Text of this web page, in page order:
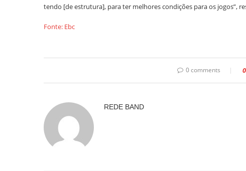
tendo [de estrutura], para ter melhores condições para os jogos”,
Fonte: Ebc
0 comments 0
REDE BAND